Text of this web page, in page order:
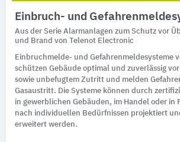
Einbruch- und
Aus der Serie Alarmanlagen zum Schutz vor
und Brand von Telenot Electronic
Einbruchmelde- und Gefahrenmeldesysteme
schützen Gebäude optimal und zuverlässig
sowie unbefugtem Zutritt und melden
Gasaustritt. Die Systeme können durch
in gewerblichen Gebäuden, im Handel oder in
nach individuellen Bedürfnissen projektiert
erweitert werden.